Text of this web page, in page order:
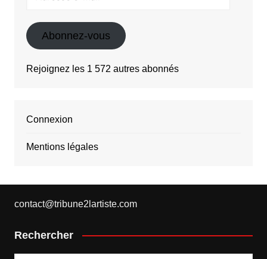
Abonnez-vous
Rejoignez les 1 572 autres abonnés
Connexion
Mentions légales
contact@tribune2lartiste.com
Rechercher